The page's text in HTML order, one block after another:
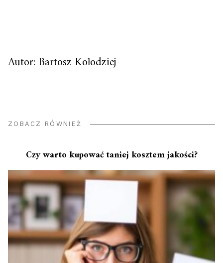
Autor: Bartosz Kołodziej
ZOBACZ RÓWNIEŻ
Czy warto kupować taniej kosztem jakości?